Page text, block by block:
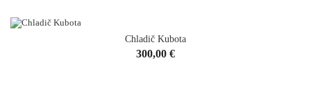
Chladič Kubota
Cena
300,00 €